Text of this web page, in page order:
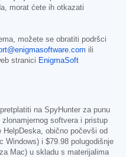
morat ćete ih otkazati
možete se obratiti podršci
ili
stranici EnigmaSoft
na SpyHunter za punu
softvera i pristup
obično počevši od
Windows) i $79.98 polugodišnje
Mac) u skladu s materijalima